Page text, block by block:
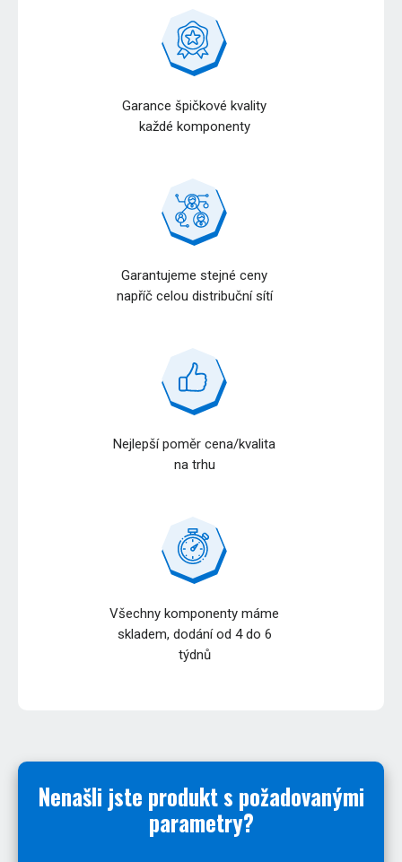
Garance špičkové kvality
každé komponenty
Garantujeme stejné ceny
napříč celou distribuční sítí
Nejlepší poměr cena/kvalita
na trhu
Všechny komponenty máme
skladem, dodání od 4 do 6
týdnů
Nenašli jste produkt s požadovanými
parametry?